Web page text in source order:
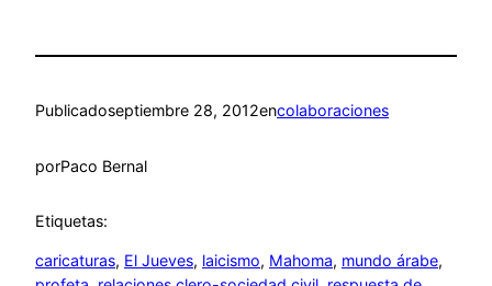
Publicadoseptiembre 28, 2012encolaboraciones
porPaco Bernal
Etiquetas:
caricaturas, El Jueves, laicismo, Mahoma, mundo árabe